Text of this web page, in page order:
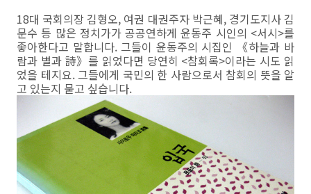
18대 국회의장 김형오, 여권 대권주자 박근혜, 경기도지사 김
문수 등 많은 정치가가 공공연하게 윤동주 시인의 <서시>를
좋아한다고 말합니다. 그들이 윤동주의 시집인 《하늘과 바
람과 별과 詩》를 읽었다면 당연히 <참회록>이라는 시도 읽
었을 테지요. 그들에게 국민의 한 사람으로서 참회의 뜻을 알
고 있는지 묻고 싶습니다.